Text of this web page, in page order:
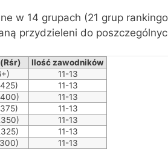
w 14 grupach (21 grup
przydzieleni do
Ilość zawodników
11-13
11-13
11-13
11-13
11-13
11-13
11-13